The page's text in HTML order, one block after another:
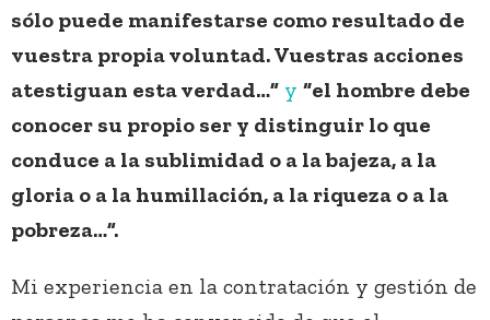
sólo puede manifestarse como resultado de
vuestra propia voluntad. Vuestras acciones
atestiguan esta verdad…” y “el hombre debe
conocer su propio ser y distinguir lo que
conduce a la sublimidad o a la bajeza, a la
gloria o a la humillación, a la riqueza o a la
pobreza…”.
Mi experiencia en la contratación y gestión de